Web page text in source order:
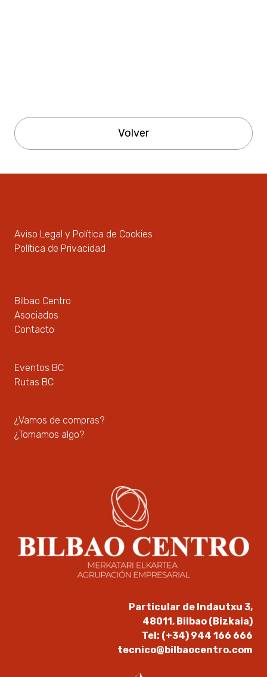
Volver
Aviso Legal y Política de Cookies
Política de Privacidad
Bilbao Centro
Asociados
Contacto
Eventos BC
Rutas BC
¿Vamos de compras?
¿Tomamos algo?
Particular de Indautxu 3,
48011, Bilbao (Bizkaia)
Tel: (+34) 944 166 666
tecnico@bilbaocentro.com